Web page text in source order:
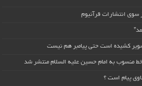
سوی انتشارات قرآنیوم
کشیده است حتی پیامبر هم نیست
منسوب به امام حسین علیه السلام منتشر شد
پیام است ؟